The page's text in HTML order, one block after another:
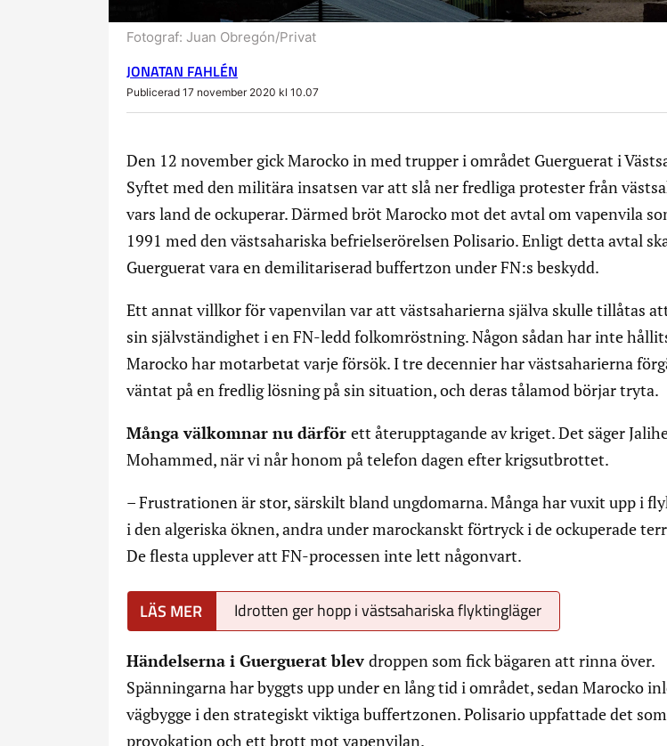
Fotograf: Juan Obregón/Privat
JONATAN FAHLÉN
Publicerad 17 november 2020 kl 10.07
Den 12 november gick Marocko in med trupper i området Guerguerat i
Syftet med den militära insatsen var att slå ner fredliga protester från
vars land de ockuperar. Därmed bröt Marocko mot det avtal om vapenvila
1991 med den västsahariska befrielserörelsen Polisario. Enligt detta avtal
Guerguerat vara en demilitariserad buffertzon under FN:s beskydd.
Ett annat villkor för vapenvilan var att västsaharierna själva skulle tillåtas
sin självständighet i en FN-ledd folkomröstning. Någon sådan har inte
Marocko har motarbetat varje försök. I tre decennier har västsaharierna
väntat på en fredlig lösning på sin situation, och deras tålamod börjar tryta.
Många välkomnar nu därför ett återupptagande av kriget. Det säger
Mohammed, när vi når honom på telefon dagen efter krigsutbrottet.
– Frustrationen är stor, särskilt bland ungdomarna. Många har vuxit upp i
i den algeriska öknen, andra under marockanskt förtryck i de ockuperade
De flesta upplever att FN-processen inte lett någonvart.
Idrotten ger hopp i västsahariska flyktingläger
Händelserna i Guerguerat blev droppen som fick bägaren att rinna över.
Spänningarna har byggts upp under en lång tid i området, sedan Marocko
vägbygge i den strategiskt viktiga buffertzonen. Polisario uppfattade det
provokation och ett brott mot vapenvilan.